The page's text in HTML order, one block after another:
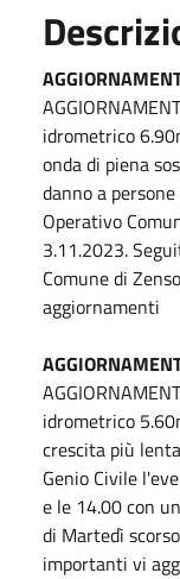
idrometrico
onda di piena
danno a
Operativo
3.11.2023.
Comune di
aggiornamenti
idrometrico
crescita più
Genio Civile
e le 14.00 con
di Martedì
importanti vi